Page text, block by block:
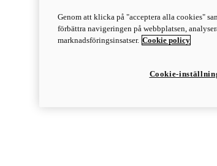
Genom att klicka på "acceptera alla cookies"
förbättra navigeringen på webbplatsen,
marknadsföringsinsatser. Cookie policy
Cookie-